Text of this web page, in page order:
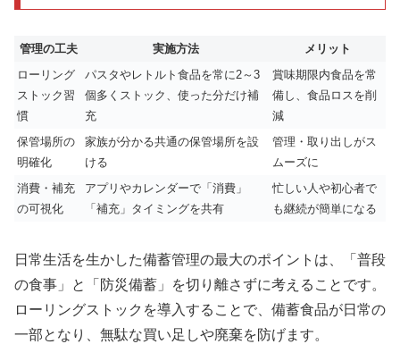
管理の工夫 実施方法
メリット
ローリング
ストック習
慣
パスタやレトルト食品を常に2～3
個多くストック、使った分だけ補
充
賞味期限内食品を常
備し、食品ロスを削
減
保管場所の
明確化
家族が分かる共通の保管場所を設
ける
管理・取り出しがス
ムーズに
消費・補充
の可視化
アプリやカレンダーで「消費」
「補充」タイミングを共有
忙しい人や初心者で
も継続が簡単になる
日常生活を生かした備蓄管理の最大のポイントは、「普段
の食事」と「防災備蓄」を切り離さずに考えることです。
ローリングストックを導入することで、備蓄食品が日常の
一部となり、無駄な買い足しや廃棄を防げます。